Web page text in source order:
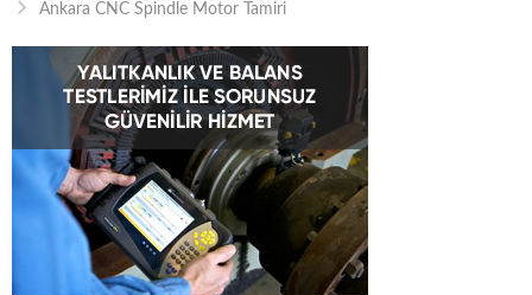
Ankara CNC Spindle Motor Tamiri